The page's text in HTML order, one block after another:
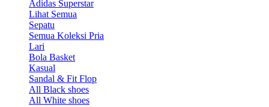
Adidas Superstar
Lihat Semua
Sepatu
Semua Koleksi Pria
Lari
Bola Basket
Kasual
Sandal & Fit Flop
All Black shoes
All White shoes